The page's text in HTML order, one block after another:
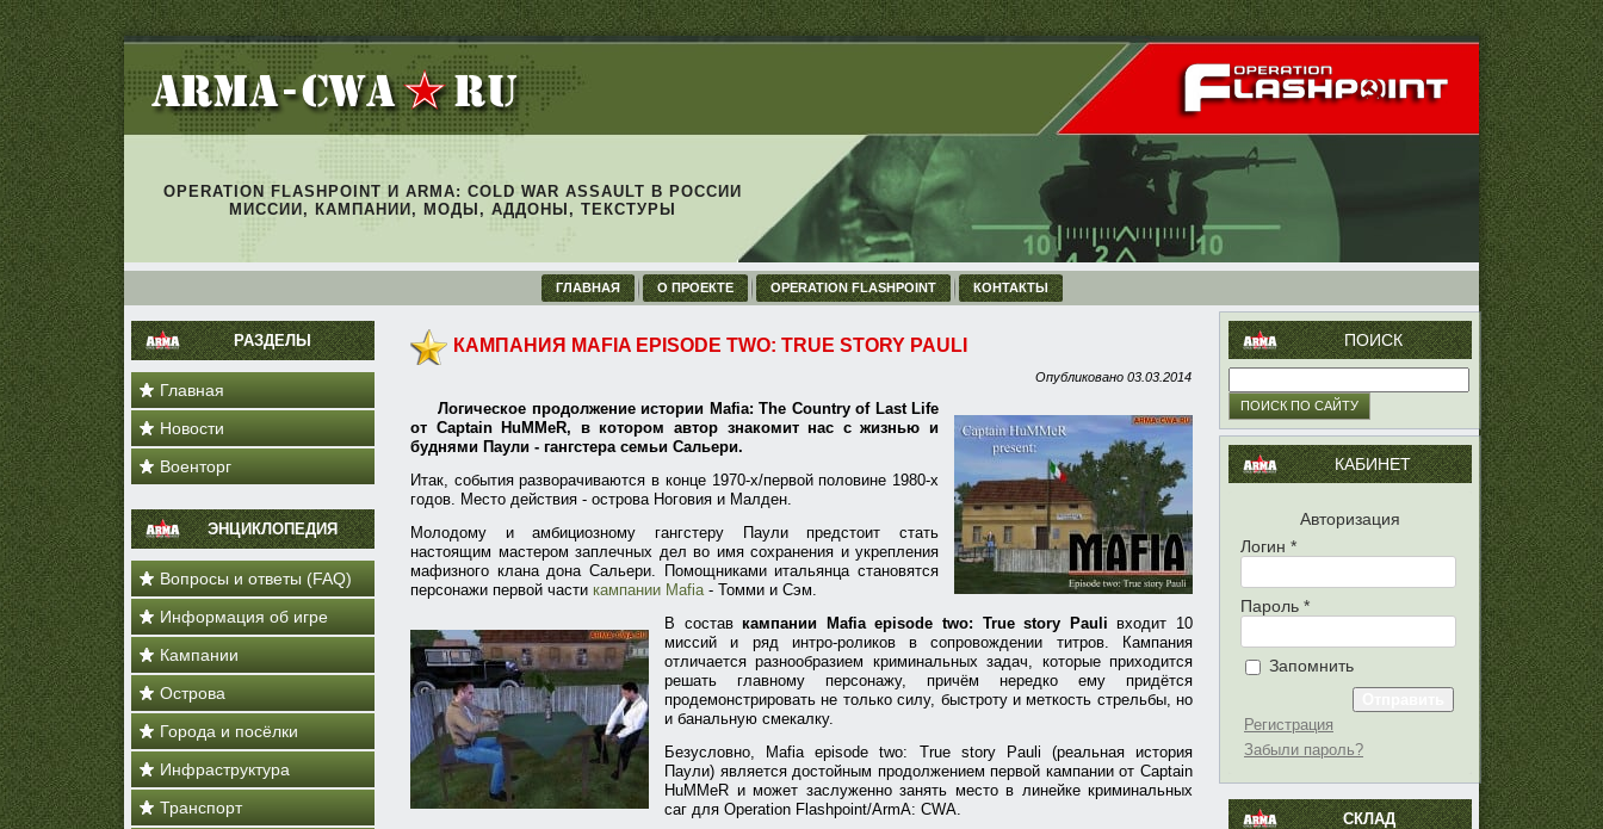
OPERATION FLASHPOINT И ARMA: COLD WAR ASSAULT В РОССИИ
МИССИИ, КАМПАНИИ, МОДЫ, АДДОНЫ, ТЕКСТУРЫ
ГЛАВНАЯ О ПРОЕКТЕ OPERATION FLASHPOINT КОНТАКТЫ
РАЗДЕЛЫ
Главная
Новости
Военторг
ЭНЦИКЛОПЕДИЯ
Вопросы и ответы (FAQ)
Информация об игре
Кампании
Острова
Города и посёлки
Инфраструктура
Транспорт
КАМПАНИЯ MAFIA EPISODE TWO: TRUE STORY PAULI
Опубликовано 03.03.2014
Логическое продолжение истории Mafia: The Country of Last Life
от Captain HuMMeR, в котором автор знакомит нас с жизнью и
буднями Паули - гангстера семьи Сальери.
Итак, события разворачиваются в конце 1970-х/первой половине 1980-х
годов. Место действия - острова Ноговия и Малден.
Молодому и амбициозному гангстеру Паули предстоит стать
настоящим мастером заплечных дел во имя сохранения и укрепления
мафизного клана дона Сальери. Помощниками итальянца становятся
персонажи первой части кампании Mafia- Томми и Сэм.
В состав кампании Mafia episode two: True story Pauli входит 10
миссий и ряд интро-роликов в сопровождении титров. Кампания
отличается разнообразием криминальных задач, которые приходится
решать главному персонажу, причём нередко ему придётся
продемонстрировать не только силу, быстроту и меткость стрельбы, но
и банальную смекалку.
Безусловно, Mafia episode two: True story Pauli (реальная история
Паули) является достойным продолжением первой кампании от Captain
HuMMeR и может заслуженно занять место в линейке криминальных
саг для Operation Flashpoint/ArmA: CWA.
ПОИСК
КАБИНЕТ
Авторизация
Логин *
Пароль *
Запомнить
Регистрация
Забыли пароль?
СКЛАД